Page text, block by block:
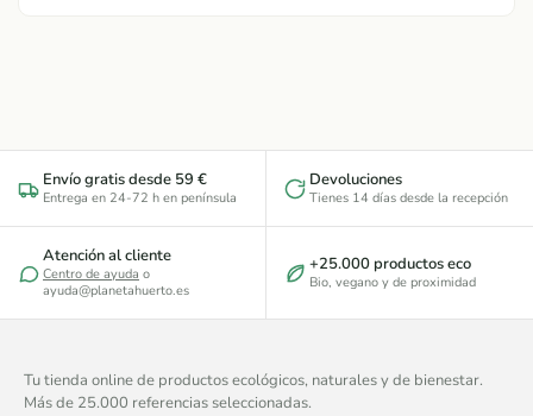
Envío gratis desde 59 €
Entrega en 24-72 h en península
Devoluciones
Tienes 14 días desde la recepción
Atención al cliente
Centro de ayuda o
ayuda@planetahuerto.es
+25.000 productos eco
Bio, vegano y de proximidad
Tu tienda online de productos ecológicos, naturales y de bienestar.
Más de 25.000 referencias seleccionadas.